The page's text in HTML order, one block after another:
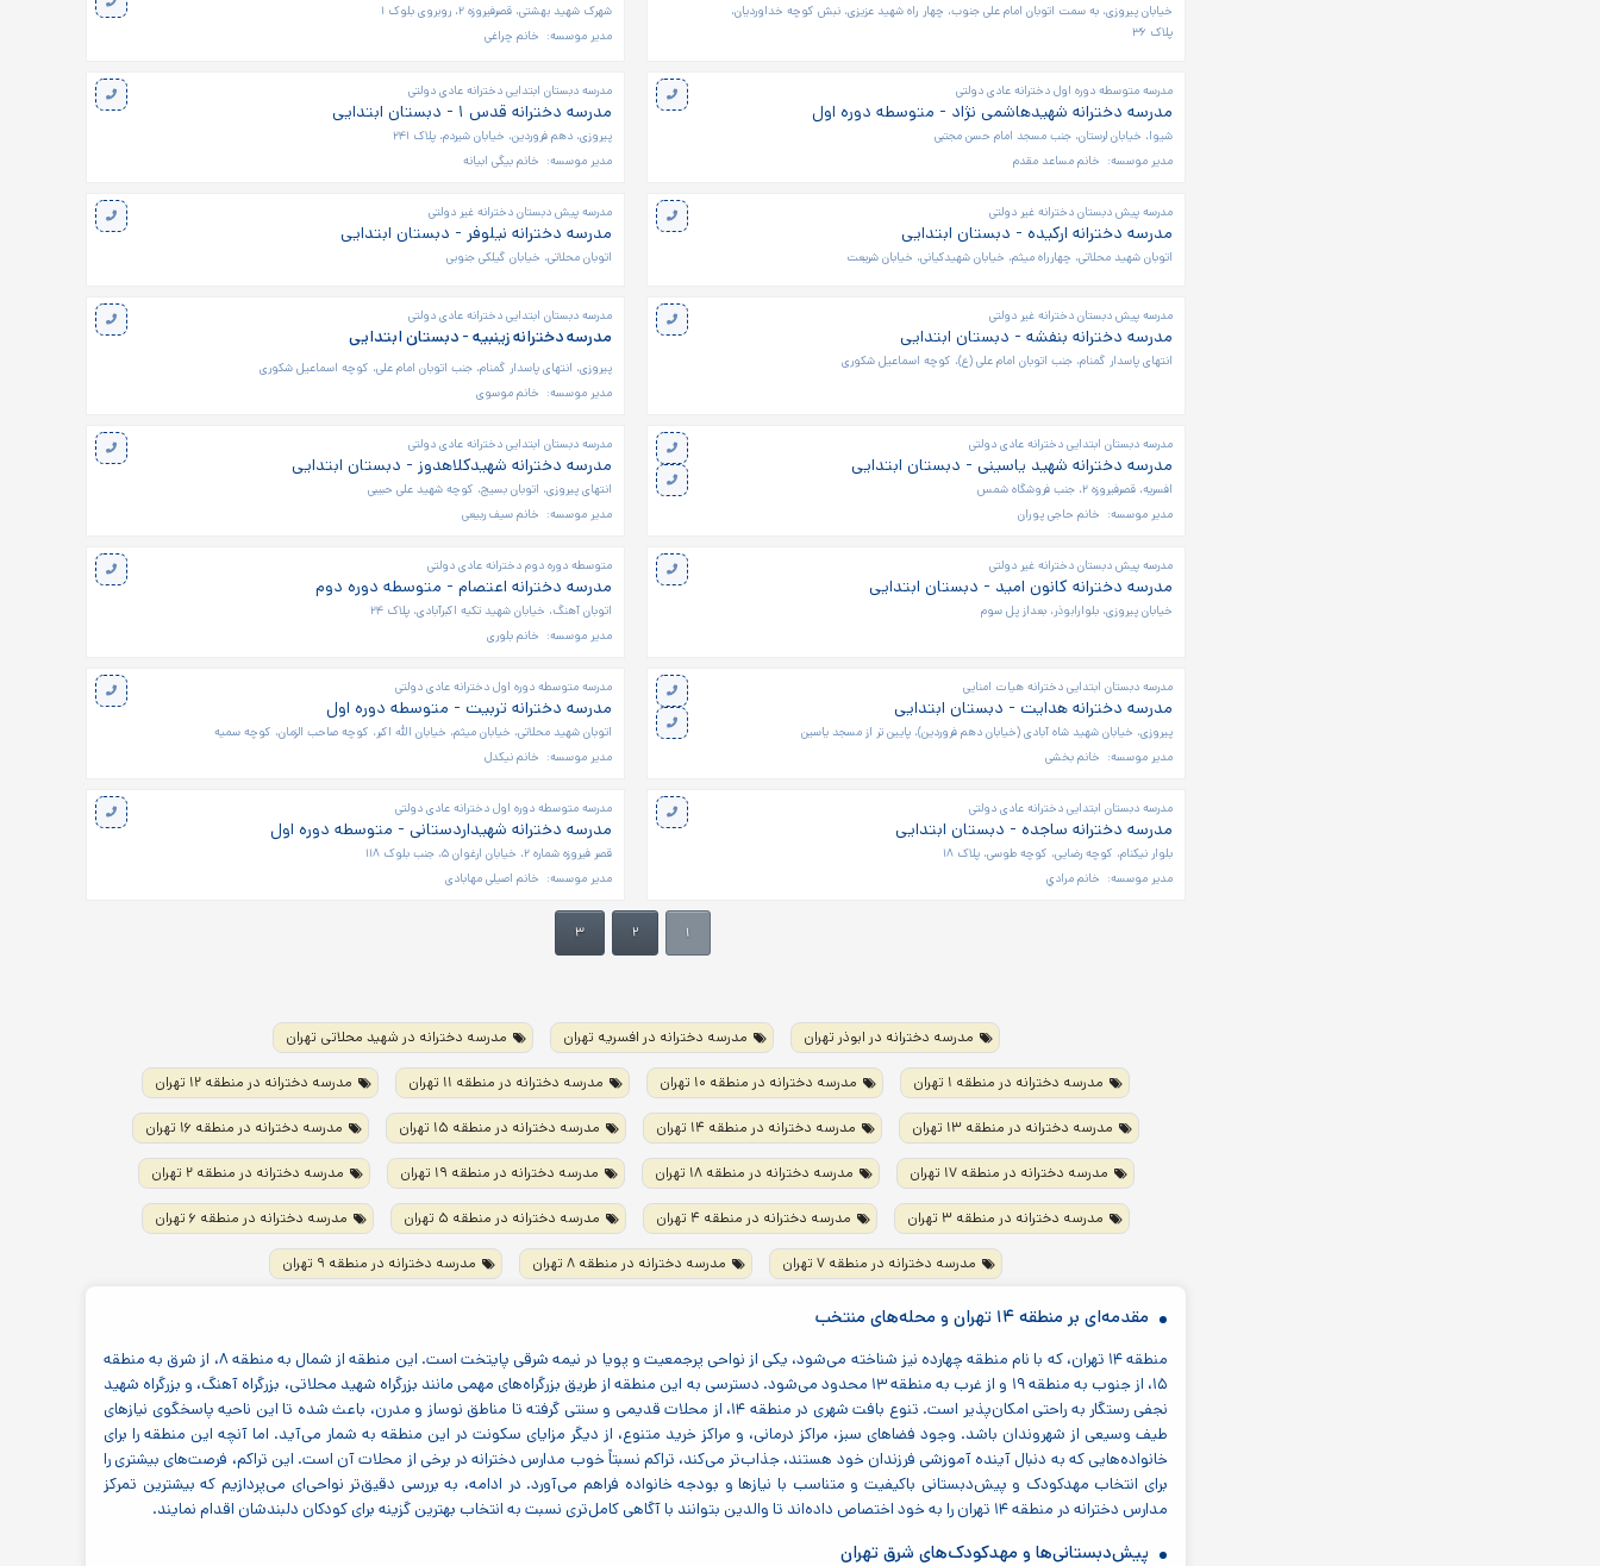
خیابان پیروزی، به سمت اتوبان امام علی جنوب، چهار راه شهید عزیزی، نبش کوچه خداوردیان،
پلاک ۳۶
شهرک شهید بهشتی، قصرفیروزه ۲، روبروی بلوک ۱
مدیر موسسه: خانم چراغی
مدرسه متوسطه دوره اول دخترانه عادی دولتی
مدرسه دخترانه شهیدهاشمی نژاد - متوسطه دوره اول
شیوا، خیابان لرستان، جنب مسجد امام حسن مجتبی
مدیر موسسه: خانم مساعد مقدم
مدرسه دبستان ابتدایی دخترانه عادی دولتی
مدرسه دخترانه قدس ۱ - دبستان ابتدایی
پیروزی، دهم فروردین، خیابان شیردم، پلاک ۲۴۱
مدیر موسسه: خانم بيگی ابيانه
مدرسه پیش دبستان دخترانه غیر دولتی
مدرسه دخترانه ارکیده - دبستان ابتدایی
اتوبان شهید محلاتی، چهارراه میثم، خیابان شهیدکیانی، خیابان شریعت
مدرسه پیش دبستان دخترانه غیر دولتی
مدرسه دخترانه نیلوفر - دبستان ابتدایی
اتوبان محلاتی، خیابان گیلکی جنوبی
مدرسه پیش دبستان دخترانه غیر دولتی
مدرسه دخترانه بنفشه - دبستان ابتدایی
انتهای پاسدار گمنام، جنب اتوبان امام علی (ع)، کوچه اسماعیل شکوری
مدرسه دبستان ابتدایی دخترانه عادی دولتی
مدرسه دخترانه زینبیه - دبستان ابتدایی
پیروزی، انتهای پاسدار گمنام، جنب اتوبان امام علی، کوچه اسماعیل شکوری
مدیر موسسه: خانم موسوی
مدرسه دبستان ابتدایی دخترانه عادی دولتی
مدرسه دخترانه شهید یاسینی - دبستان ابتدایی
افسریه، قصرفیروزه ۲، جنب فروشگاه شمس
مدیر موسسه: خانم حاجی پوران
مدرسه دبستان ابتدایی دخترانه عادی دولتی
مدرسه دخترانه شهیدکلاهدوز - دبستان ابتدایی
انتهای پیروزی، اتوبان بسیج، کوچه شهید علی حبیبی
مدیر موسسه: خانم سيف ربيعی
مدرسه پیش دبستان دخترانه غیر دولتی
مدرسه دخترانه کانون امید - دبستان ابتدایی
خیابان پیروزی، بلوارابوذر، بعداز پل سوم
متوسطه دوره دوم دخترانه عادی دولتی
مدرسه دخترانه اعتصام - متوسطه دوره دوم
اتوبان آهنگ، خیابان شهید تکیه اکبرآبادی، پلاک ۲۴
مدیر موسسه: خانم بلوری
مدرسه دبستان ابتدایی دخترانه هیات امنایی
مدرسه دخترانه هدایت - دبستان ابتدایی
پیروزی، خیابان شهید شاه آبادی (خیابان دهم فروردین)، پایین تر از مسجد یاسین
مدیر موسسه: خانم بخشی
مدرسه متوسطه دوره اول دخترانه عادی دولتی
مدرسه دخترانه تربیت - متوسطه دوره اول
اتوبان شهید محلاتی، خیابان میثم، خیابان الله اکبر، کوچه صاحب الزمان، کوچه سمیه
مدیر موسسه: خانم نيکدل
مدرسه دبستان ابتدایی دخترانه عادی دولتی
مدرسه دخترانه ساجده - دبستان ابتدایی
بلوار نیکنام، کوچه رضایی، کوچه طوسی، پلاک ۱۸
مدیر موسسه: خانم مرادي
مدرسه متوسطه دوره اول دخترانه عادی دولتی
مدرسه دخترانه شهیداردستانی - متوسطه دوره اول
قصر فیروزه شماره ۲، خیابان ارغوان ۵، جنب بلوک ۱۱۸
مدیر موسسه: خانم اصيلی مهابادی
۱ ۲ ۳
مدرسه دخترانه در ابوذر تهران مدرسه دخترانه در افسریه تهران مدرسه دخترانه در شهید محلاتی تهران
مدرسه دخترانه در منطقه ۱ تهران مدرسه دخترانه در منطقه ۱۰ تهران مدرسه دخترانه در منطقه ۱۱ تهران مدرسه دخترانه در منطقه ۱۲ تهران
مدرسه دخترانه در منطقه ۱۳ تهران مدرسه دخترانه در منطقه ۱۴ تهران مدرسه دخترانه در منطقه ۱۵ تهران مدرسه دخترانه در منطقه ۱۶ تهران
مدرسه دخترانه در منطقه ۱۷ تهران مدرسه دخترانه در منطقه ۱۸ تهران مدرسه دخترانه در منطقه ۱۹ تهران مدرسه دخترانه در منطقه ۲ تهران
مدرسه دخترانه در منطقه ۳ تهران مدرسه دخترانه در منطقه ۴ تهران مدرسه دخترانه در منطقه ۵ تهران مدرسه دخترانه در منطقه ۶ تهران
مدرسه دخترانه در منطقه ۷ تهران مدرسه دخترانه در منطقه ۸ تهران مدرسه دخترانه در منطقه ۹ تهران
مقدمه‌ای بر منطقه ۱۴ تهران و محله‌های منتخب
منطقه ۱۴ تهران، که با نام منطقه چهارده نیز شناخته می‌شود، یکی از نواحی پرجمعیت و پویا در نیمه شرقی پایتخت است. این منطقه از شمال به منطقه ۸، از شرق به منطقه
۱۵، از جنوب به منطقه ۱۹ و از غرب به منطقه ۱۳ محدود می‌شود. دسترسی به این منطقه از طریق بزرگراه‌های مهمی مانند بزرگراه شهید محلاتی، بزرگراه آهنگ، و بزرگراه شهید
نجفی رستگار به راحتی امکان‌پذیر است. تنوع بافت شهری در منطقه ۱۴، از محلات قدیمی و سنتی گرفته تا مناطق نوساز و مدرن، باعث شده تا این ناحیه پاسخگوی نیازهای
طیف وسیعی از شهروندان باشد. وجود فضاهای سبز، مراکز درمانی، و مراکز خرید متنوع، از دیگر مزایای سکونت در این منطقه به شمار می‌آید. اما آنچه این منطقه را برای
خانواده‌هایی که به دنبال آینده آموزشی فرزندان خود هستند، جذاب‌تر می‌کند، تراکم نسبتاً خوب مدارس دخترانه در برخی از محلات آن است. این تراکم، فرصت‌های بیشتری را
برای انتخاب مهدکودک و پیش‌دبستانی باکیفیت و متناسب با نیازها و بودجه خانواده فراهم می‌آورد. در ادامه، به بررسی دقیق‌تر نواحی‌ای می‌پردازیم که بیشترین تمرکز
مدارس دخترانه در منطقه ۱۴ تهران را به خود اختصاص داده‌اند تا والدین بتوانند با آگاهی کامل‌تری نسبت به انتخاب بهترین گزینه برای کودکان دلبندشان اقدام نمایند.
پیش‌دبستانی‌ها و مهدکودک‌های شرق تهران